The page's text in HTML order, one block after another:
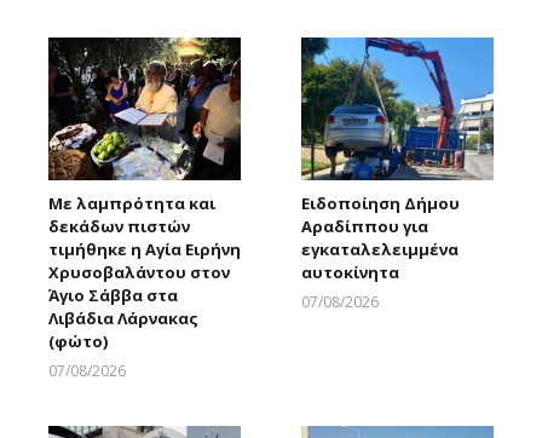
Με λαμπρότητα και
δεκάδων πιστών
τιμήθηκε η Αγία Ειρήνη
Χρυσοβαλάντου στον
Άγιο Σάββα στα
Λιβάδια Λάρνακας
(φώτο)
07/08/2026
Ειδοποίηση Δήμου
Αραδίππου για
εγκαταλελειμμένα
αυτοκίνητα
07/08/2026